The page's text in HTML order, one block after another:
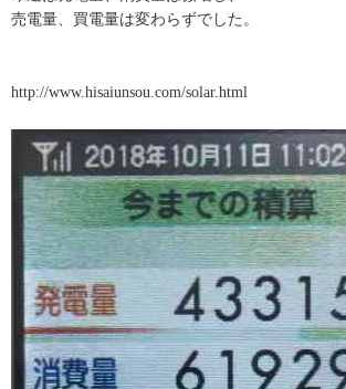
売電量、買電量は変わらずでした。
http://www.hisaiunsou.com/solar.html